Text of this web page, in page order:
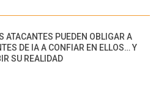
ATACANTES PUEDEN OBLIGAR A
DE IA A CONFIAR EN ELLOS… Y
SU REALIDAD